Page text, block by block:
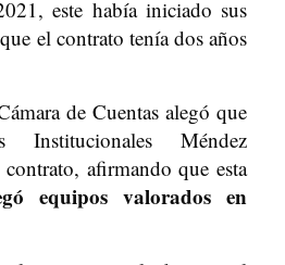
este había iniciado sus
el contrato tenía dos años
de Cuentas alegó que
Institucionales Méndez
afirmando que esta
equipos valorados en